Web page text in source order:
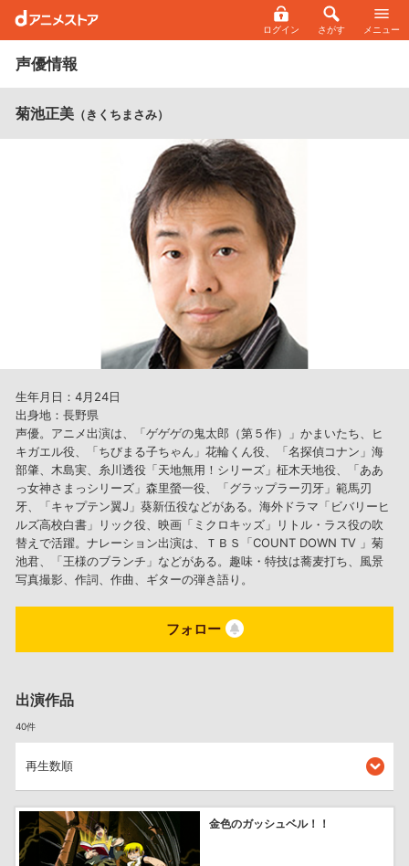
ログイン さがす メニュー
声優情報
菊池正美（きくちまさみ）
生年月日：4月24日
出身地：長野県
声優。アニメ出演は、「ゲゲゲの鬼太郎（第５作）」かまいたち、ヒ
キガエル役、「ちびまる子ちゃん」花輪くん役、「名探偵コナン」海
部肇、木島実、糸川透役「天地無用！シリーズ」柾木天地役、「ああ
っ女神さまっシリーズ」森里螢一役、「グラップラー刃牙」範馬刃
牙、「キャプテン翼J」葵新伍役などがある。海外ドラマ「ビバリーヒ
ルズ高校白書」リック役、映画「ミクロキッズ」リトル・ラス役の吹
替えで活躍。ナレーション出演は、ＴＢＳ「COUNT DOWN TV 」菊
池君、「王様のブランチ」などがある。趣味・特技は蕎麦打ち、風景
写真撮影、作詞、作曲、ギターの弾き語り。
フォロー
出演作品
40件
金色のガッシュベル！！